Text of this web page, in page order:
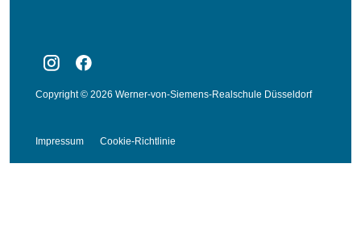
Copyright © 2026 Werner-von-Siemens-Realschule Düsseldorf
Impressum Cookie-Richtlinie